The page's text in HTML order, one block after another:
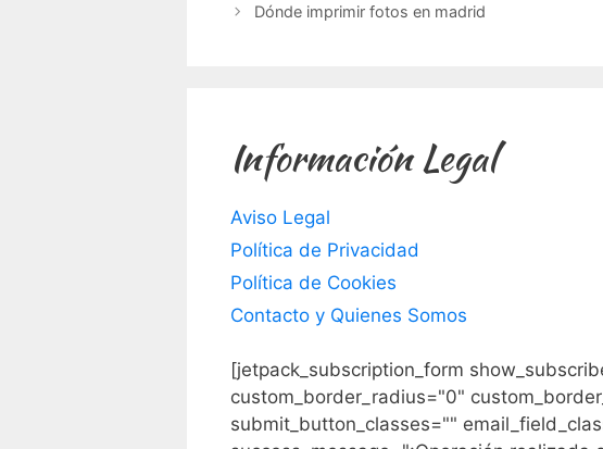
Dónde imprimir fotos en madrid
Información Legal
Aviso Legal
Política de Privacidad
Política de Cookies
Contacto y Quienes Somos
[jetpack_subscription_form
custom_border_radius="0"
submit_button_classes=""